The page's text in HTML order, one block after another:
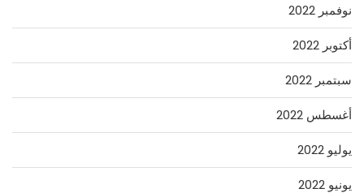
نوفمبر 2022
أكتوبر 2022
سبتمبر 2022
أغسطس 2022
يوليو 2022
يونيو 2022